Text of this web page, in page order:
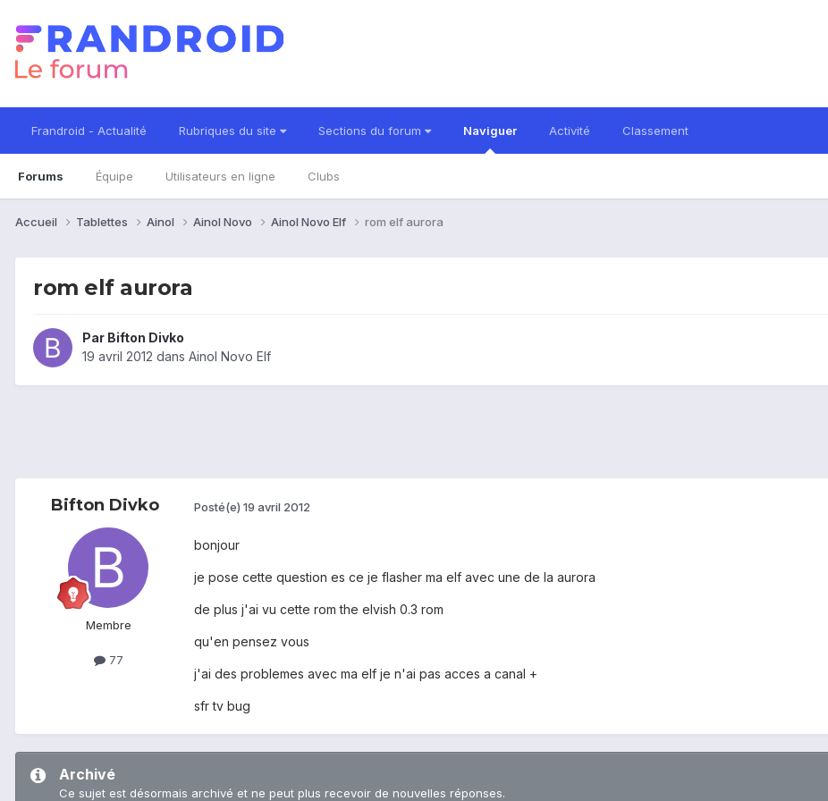
Frandroid - Actualité Rubriques du site Sections du forum Naviguer
Forums Équipe Utilisateurs en ligne Clubs
Activité Classement
Accueil Tablettes Ainol Ainol Novo Ainol Novo Elf rom elf aurora
rom elf aurora
Par Bifton Divko
19 avril 2012 dans Ainol Novo Elf
Bifton Divko
Membre
77
Posté(e) 19 avril 2012
bonjour
je pose cette question es ce je flasher ma elf avec une de la aurora
de plus j'ai vu cette rom the elvish 0.3 rom
qu'en pensez vous
j'ai des problemes avec ma elf je n'ai pas acces a canal +
sfr tv bug
Archivé
Ce sujet est désormais archivé et ne peut plus recevoir de nouvelles réponses.